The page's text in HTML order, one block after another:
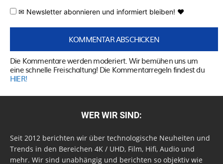
✉ Newsletter abonnieren und informiert bleiben! ♥
Die Kommentare werden moderiert. Wir bemühen uns um
eine schnelle Freischaltung! Die Kommentarregeln findest du
HIER!
WER WIR SIND:
Seit 2012 berichten wir über technologische Neuheiten und
Trends in den Bereichen 4K / UHD, Film, Hifi, Audio und
mehr. Wir sind unabhängig und berichten so objektiv wie